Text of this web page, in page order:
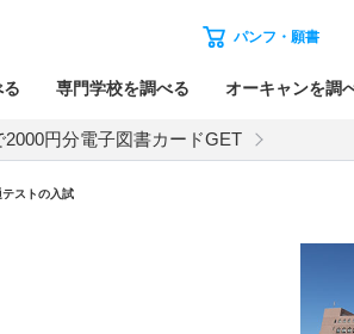
パンフ・願書
専門学校を調べる オーキャンを調
2000円分電子図書カードGET
テストの入試